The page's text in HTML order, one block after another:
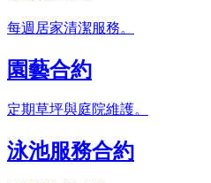
每週居家清潔服務。
園藝合約
定期草坪與庭院維護。
泳池服務合約